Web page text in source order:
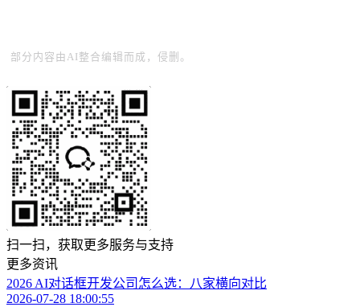
部分内容由AI整合编辑而成，侵删。
扫一扫，获取更多服务与支持
更多资讯
2026 AI对话框开发公司怎么选：八家横向对比
2026-07-28 18:00:55